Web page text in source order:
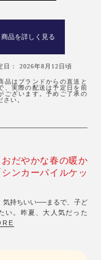
商品を詳しく見る
日： 2026年8月12日頃
品はブランドからの直送と
、実際の配送は予定日を前
ございます。予めご了承の
さい。
だやかな春の暖か
ンカーパイルケッ
気持ちいい──まるで、子ど
い。昨夏、大人気だった